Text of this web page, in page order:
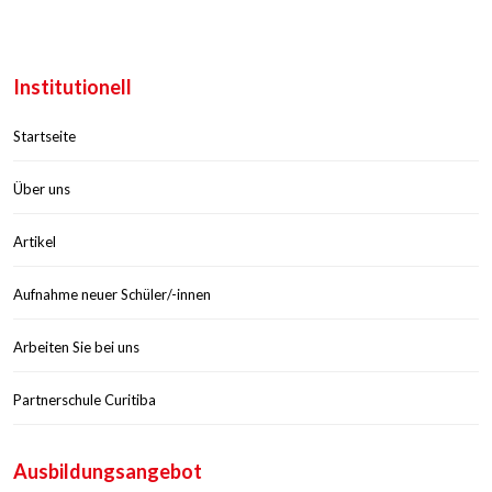
Institutionell
Startseite
Über uns
Artikel
Aufnahme neuer Schüler/-innen
Arbeiten Sie bei uns
Partnerschule Curitiba
Ausbildungsangebot